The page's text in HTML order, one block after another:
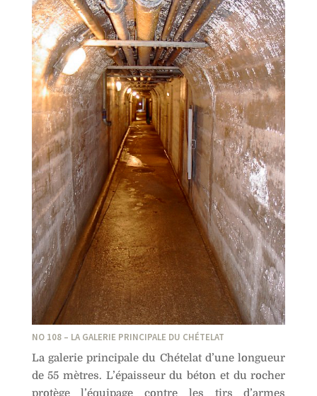
NO 108 – LA GALERIE PRINCIPALE DU CHÉTELAT
La galerie principale du Chételat d’une longueur
de 55 mètres. L’épaisseur du béton et du rocher
protège l’équipage contre les tirs d’armes